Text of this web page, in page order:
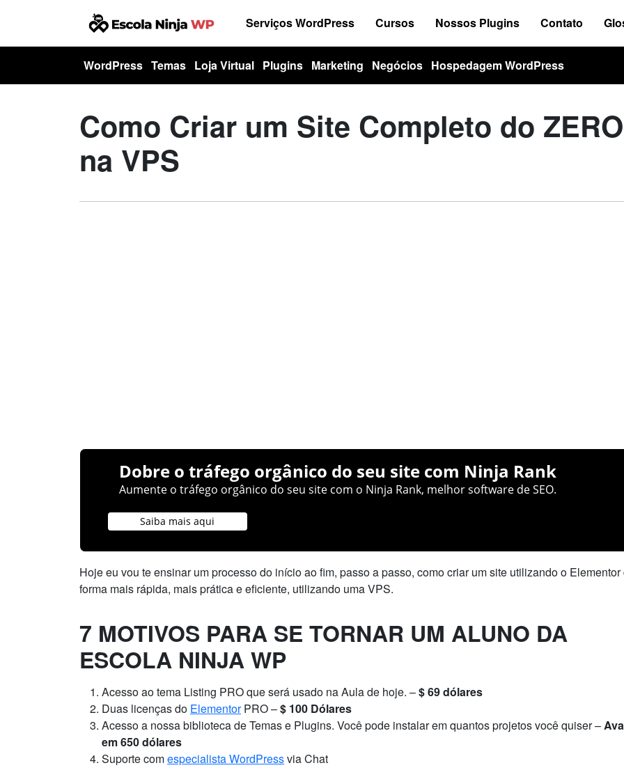
Serviços WordPress Cursos Nossos Plugins Contato
WordPress Temas Loja Virtual Plugins Marketing Negócios Hospedagem WordPress
Como Criar um Site Completo do
na VPS
Dobre o tráfego orgânico do seu site com Ninja Rank
Aumente o tráfego orgânico do seu site com o Ninja Rank, melhor software de SEO.
Saiba mais aqui
Hoje eu vou te ensinar um processo do início ao fim, passo a passo, como criar um site utilizando o Elementor
forma mais rápida, mais prática e eficiente, utilizando uma VPS.
7 MOTIVOS PARA SE TORNAR UM ALUNO DA
ESCOLA NINJA WP
Acesso ao tema Listing PRO que será usado na Aula de hoje. –$ 69 dólares
Duas licenças do ElementorPRO –$ 100 Dólares
Acesso a nossa biblioteca de Temas e Plugins. Você pode instalar em quantos projetos você quiser –
em 650 dólares
Suporte comespecialista WordPressvia Chat